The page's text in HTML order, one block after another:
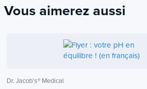
Vous aimerez aussi
Dr. Jacob's® Medical